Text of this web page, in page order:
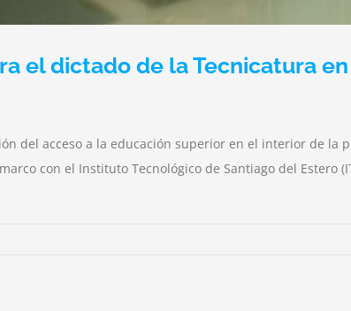
el dictado de la Tecnicatura
del acceso a la educación superior en el interior de la
con el Instituto Tecnológico de Santiago del Estero